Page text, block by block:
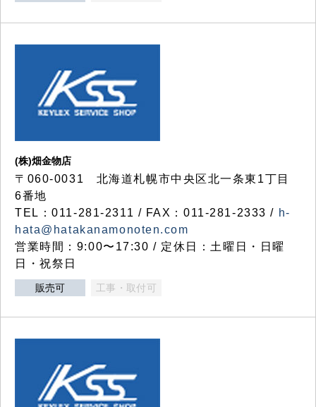
(株)畑金物店
〒060-0031 北海道札幌市中央区北一条東1丁目
6番地
TEL：011-281-2311 / FAX：011-281-2333 / h-
hata@hatakanamonoten.com
営業時間：9:00〜17:30 / 定休日：土曜日・日曜
日・祝祭日
販売可 工事・取付可